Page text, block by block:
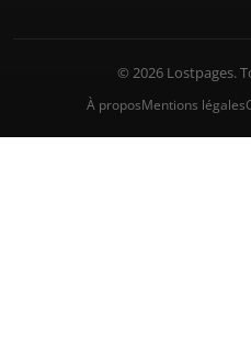
© 2026 Lostpages.
À proposMentions légales